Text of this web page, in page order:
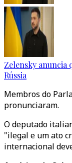
Zelensky anuncia
Rússia
Membros do
pronunciaram.
O deputado
"ilegal e um ato
internacional